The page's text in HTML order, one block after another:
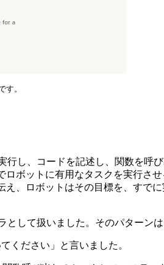
す。
し、コードを記述し、関数を呼
ボットに有用なタスクを実行さ
、ロボットはその目標を、すで
して扱いました。そのパターンは
ください」と言いました。